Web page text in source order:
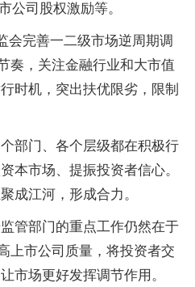
公司股权激励等。
会完善一二级市场逆周期调
奏，关注金融行业和大市值
时机，突出扶优限劣，限制
部门、各个层级都在积极行
本市场、提振投资者信心。
成江河，形成合力。
管部门的重点工作仍然在于
上市公司质量，将投资者交
市场更好发挥调节作用。